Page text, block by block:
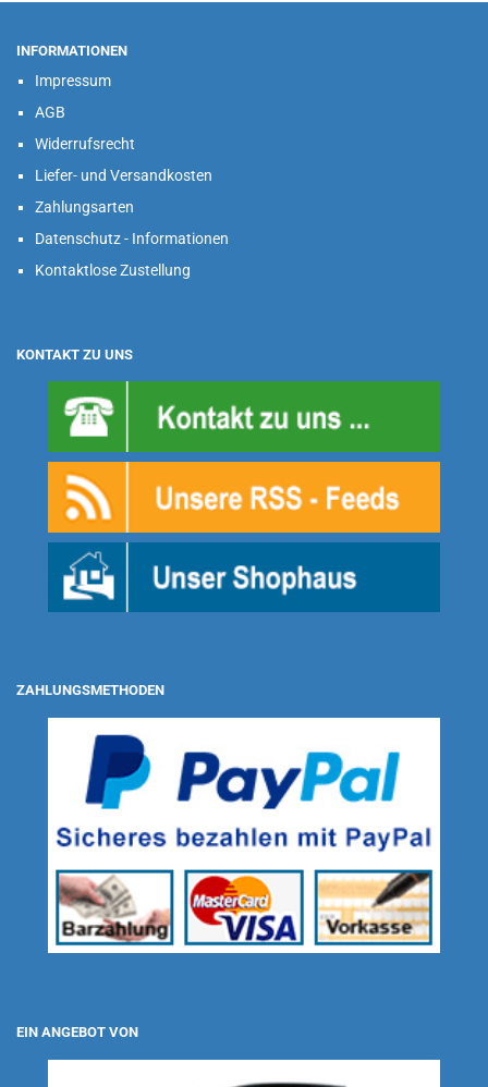
INFORMATIONEN
Impressum
AGB
Widerrufsrecht
Liefer- und Versandkosten
Zahlungsarten
Datenschutz - Informationen
Kontaktlose Zustellung
KONTAKT ZU UNS
ZAHLUNGSMETHODEN
EIN ANGEBOT VON